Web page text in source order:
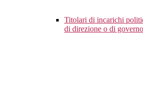
Titolari di incarichi
di direzione o di governo